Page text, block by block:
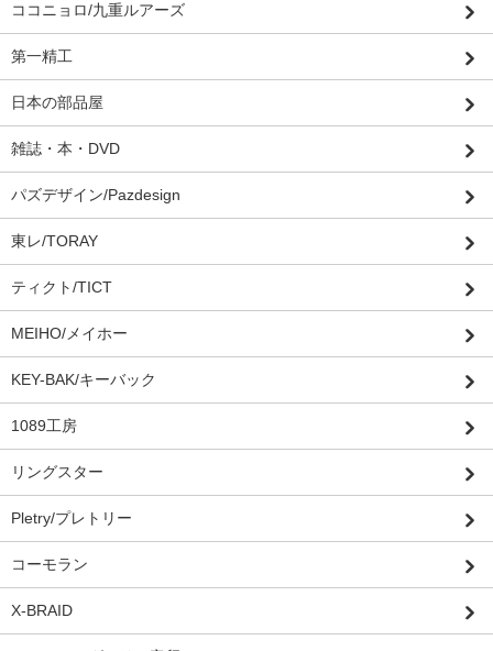
ココニョロ/九重ルアーズ
第一精工
日本の部品屋
雑誌・本・DVD
パズデザイン/Pazdesign
東レ/TORAY
ティクト/TICT
MEIHO/メイホー
KEY-BAK/キーバック
1089工房
リングスター
Pletry/プレトリー
コーモラン
X-BRAID